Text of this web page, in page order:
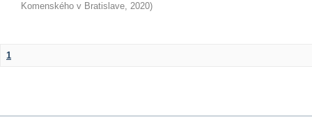
Komenského v Bratislave, 2020)
1